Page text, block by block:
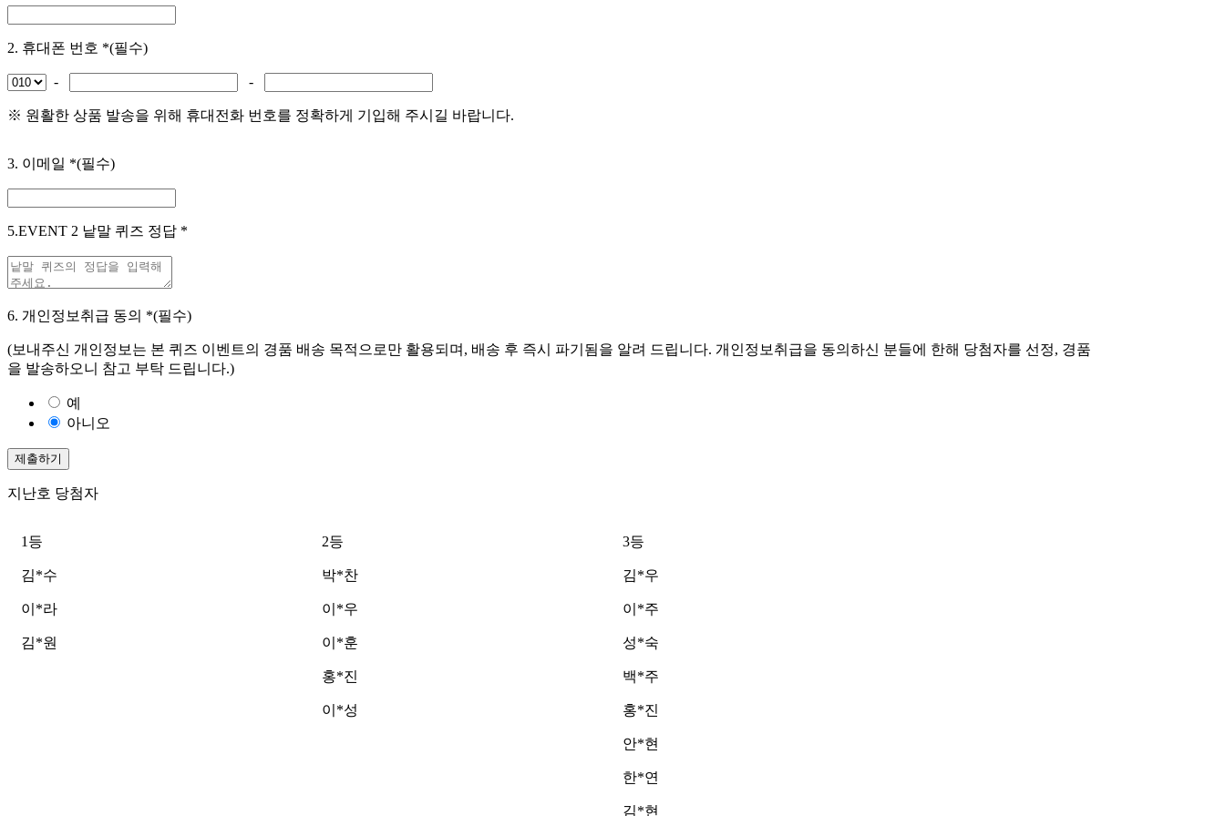
2. 휴대폰 번호 *(필수)
- -
※ 원활한 상품 발송을 위해 휴대전화 번호를 정확하게 기입해 주시길 바랍니다.
3. 이메일 *(필수)
5.EVENT 2 낱말 퀴즈 정답 *
6. 개인정보취급 동의 *(필수)
(보내주신 개인정보는 본 퀴즈 이벤트의 경품 배송 목적으로만 활용되며, 배송 후 즉시 파기됨을 알려 드립니다. 개인정보취급을 동의하신 분들에 한해 당첨자를 선정, 경품
을 발송하오니 참고 부탁 드립니다.)
예
아니오
지난호 당첨자
1등
김*수
이*라
김*원
2등
박*찬
이*우
이*훈
홍*진
이*성
3등
김*우
이*주
성*숙
백*주
홍*진
안*현
한*연
김*현